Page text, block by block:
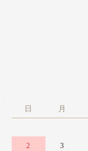
日 月
2 3